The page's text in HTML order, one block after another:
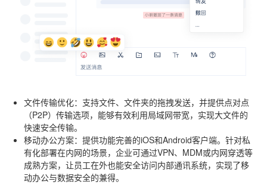
文件传输优化：支持文件、文件夹的拖拽发送，并提供点对点
（P2P）传输选项，能够有效利用局域网带宽，实现大文件的
快速安全传输。
移动办公方案：提供功能完善的iOS和Android客户端。针对私
有化部署在内网的场景，企业可通过VPN、MDM或内网穿透等
成熟方案，让员工在外也能安全访问内部通讯系统，实现了移
动办公与数据安全的兼得。